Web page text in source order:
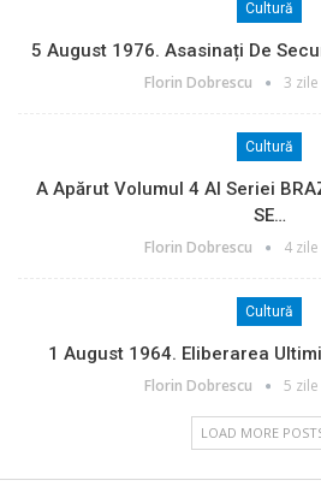
Cultură
5 August 1976. Asasinați De
Florin Dobrescu 3
Cultură
A Apărut Volumul 4 Al Seriei
SE…
Florin Dobrescu 4
Cultură
1 August 1964. Eliberarea
Florin Dobrescu 5
LOAD MORE